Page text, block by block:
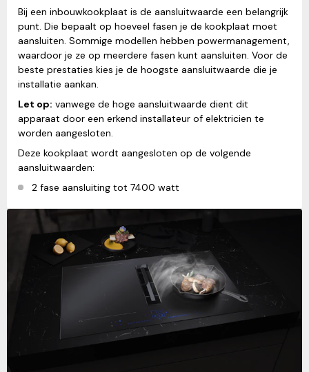
Bij een inbouwkookplaat is de aansluitwaarde een belangrijk
punt. Die bepaalt op hoeveel fasen je de kookplaat moet
aansluiten. Sommige modellen hebben powermanagement,
waardoor je ze op meerdere fasen kunt aansluiten. Voor de
beste prestaties kies je de hoogste aansluitwaarde die je
installatie aankan.
Let op: vanwege de hoge aansluitwaarde dient dit
apparaat door een erkend installateur of elektricien te
worden aangesloten.
Deze kookplaat wordt aangesloten op de volgende
aansluitwaarden:
2 fase aansluiting tot 7400 watt